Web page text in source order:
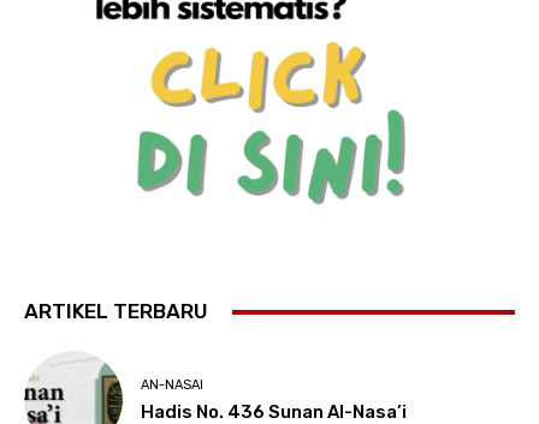
ARTIKEL TERBARU
AN-NASAI
Hadis No. 436 Sunan Al-Nasa’i